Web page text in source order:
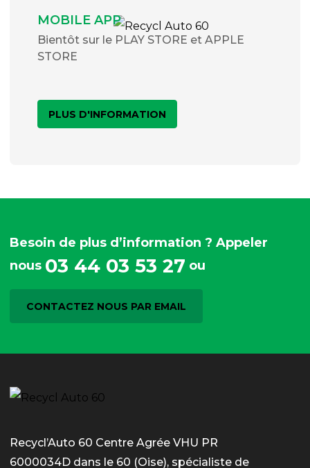
MOBILE APP
Bientôt sur le PLAY STORE et APPLE
STORE
PLUS D'INFORMATION
Besoin de plus d’information ? Appeler
nous 03 44 03 53 27 ou
CONTACTEZ NOUS PAR EMAIL
Recycl’Auto 60 Centre Agrée VHU PR
6000034D dans le 60 (Oise), spécialiste de